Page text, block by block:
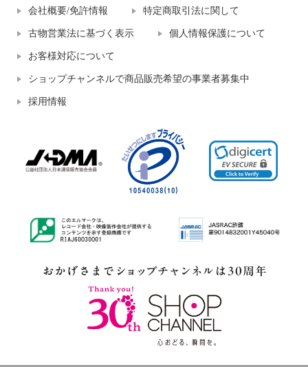
会社概要/免許情報 特定商取引法に関して
古物営業法に基づく表示 個人情報保護について
お客様対応について
ショップチャンネルで商品販売希望の事業者募集中
採用情報